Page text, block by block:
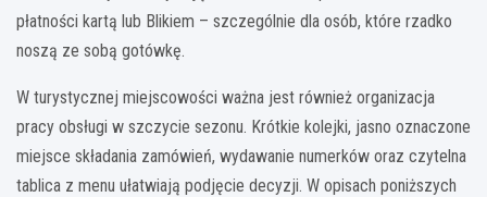
płatności kartą lub Blikiem – szczególnie dla osób, które rzadko
noszą ze sobą gotówkę.
W turystycznej miejscowości ważna jest również organizacja
pracy obsługi w szczycie sezonu. Krótkie kolejki, jasno oznaczone
miejsce składania zamówień, wydawanie numerków oraz czytelna
tablica z menu ułatwiają podjęcie decyzji. W opisach poniższych